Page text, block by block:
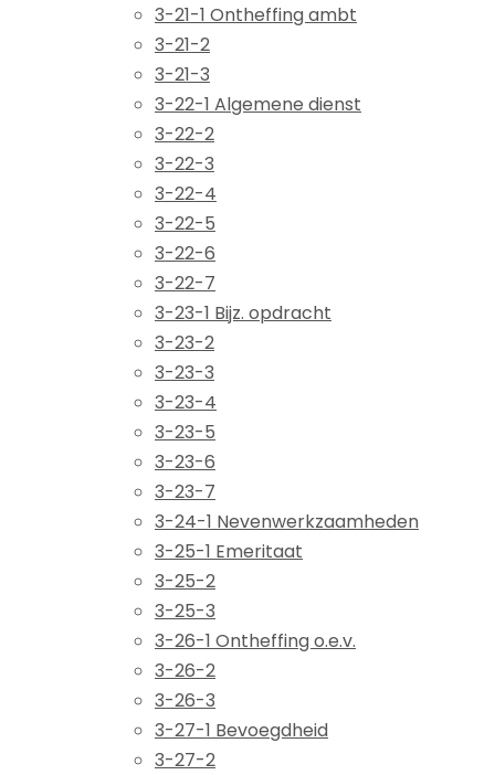
3-21-1 Ontheffing ambt
3-21-2
3-21-3
3-22-1 Algemene dienst
3-22-2
3-22-3
3-22-4
3-22-5
3-22-6
3-22-7
3-23-1 Bijz. opdracht
3-23-2
3-23-3
3-23-4
3-23-5
3-23-6
3-23-7
3-24-1 Nevenwerkzaamheden
3-25-1 Emeritaat
3-25-2
3-25-3
3-26-1 Ontheffing o.e.v.
3-26-2
3-26-3
3-27-1 Bevoegdheid
3-27-2